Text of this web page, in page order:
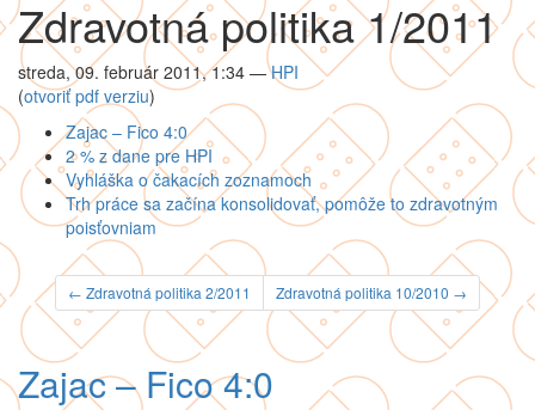
Zdravotná politika 1/2011
streda, 09. február 2011, 1:34 — HPI
(otvoriť pdf verziu)
Zajac – Fico 4:0
2 % z dane pre HPI
Vyhláška o čakacích zoznamoch
Trh práce sa začína konsolidovať, pomôže to zdravotným
poisťovniam
← Zdravotná politika 2/2011 Zdravotná politika 10/2010 →
Zajac – Fico 4:0